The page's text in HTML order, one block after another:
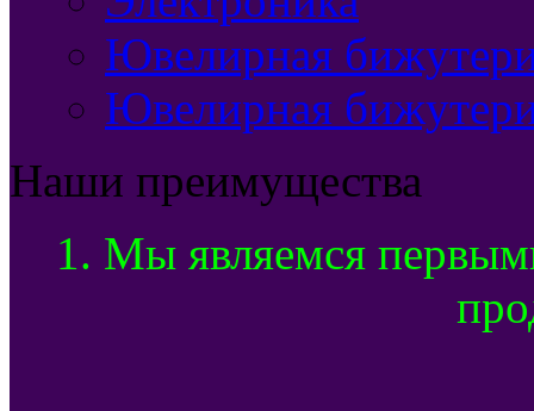
Ювелирная
Ювелирная
Наши преимущества
1. Мы являемся